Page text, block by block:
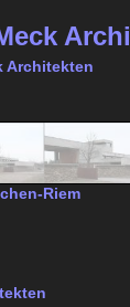
Architekten
Riem